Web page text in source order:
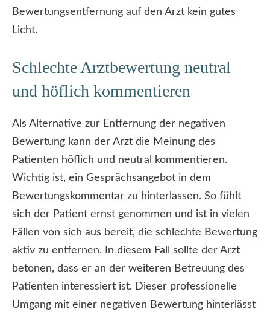
Bewertungsentfernung auf den Arzt kein gutes
Licht.
Schlechte Arztbewertung neutral
und höflich kommentieren
Als Alternative zur Entfernung der negativen
Bewertung kann der Arzt die Meinung des
Patienten höflich und neutral kommentieren.
Wichtig ist, ein Gesprächsangebot in dem
Bewertungskommentar zu hinterlassen. So fühlt
sich der Patient ernst genommen und ist in vielen
Fällen von sich aus bereit, die schlechte Bewertung
aktiv zu entfernen. In diesem Fall sollte der Arzt
betonen, dass er an der weiteren Betreuung des
Patienten interessiert ist. Dieser professionelle
Umgang mit einer negativen Bewertung hinterlässt